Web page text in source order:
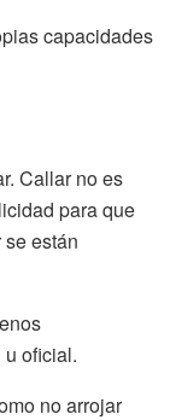
capacidades
Callar no es
para que
están
oficial.
no arrojar